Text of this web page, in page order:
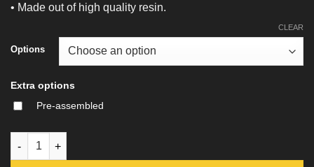
• Made out of high quality resin.
Options
CLEAR
Extra options
Pre-assembled
Ascended Dragon Warlock - Tharvaya - DM-Stash quantity